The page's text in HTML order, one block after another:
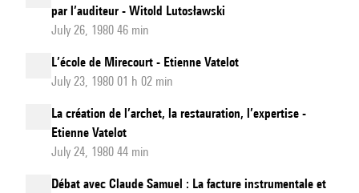
par l’auditeur - Witold Lutosławski
July 26, 1980 46 min
L’école de Mirecourt - Etienne Vatelot
July 23, 1980 01 h 02 min
La création de l’archet, la restauration, l’expertise -
Etienne Vatelot
July 24, 1980 44 min
Débat avec Claude Samuel : La facture instrumentale et